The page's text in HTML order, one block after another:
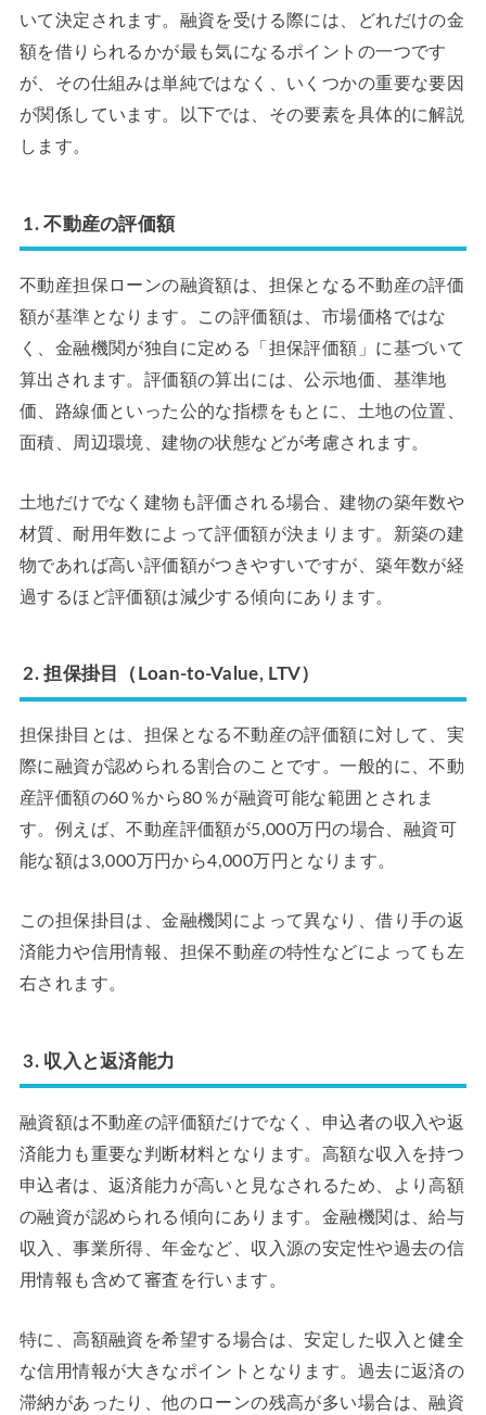
いて決定されます。融資を受ける際には、どれだけの金
額を借りられるかが最も気になるポイントの一つです
が、その仕組みは単純ではなく、いくつかの重要な要因
が関係しています。以下では、その要素を具体的に解説
します。
1. 不動産の評価額
不動産担保ローンの融資額は、担保となる不動産の評価
額が基準となります。この評価額は、市場価格ではな
く、金融機関が独自に定める「担保評価額」に基づいて
算出されます。評価額の算出には、公示地価、基準地
価、路線価といった公的な指標をもとに、土地の位置、
面積、周辺環境、建物の状態などが考慮されます。
土地だけでなく建物も評価される場合、建物の築年数や
材質、耐用年数によって評価額が決まります。新築の建
物であれば高い評価額がつきやすいですが、築年数が経
過するほど評価額は減少する傾向にあります。
2. 担保掛目（Loan-to-Value, LTV）
担保掛目とは、担保となる不動産の評価額に対して、実
際に融資が認められる割合のことです。一般的に、不動
産評価額の60％から80％が融資可能な範囲とされま
す。例えば、不動産評価額が5,000万円の場合、融資可
能な額は3,000万円から4,000万円となります。
この担保掛目は、金融機関によって異なり、借り手の返
済能力や信用情報、担保不動産の特性などによっても左
右されます。
3. 収入と返済能力
融資額は不動産の評価額だけでなく、申込者の収入や返
済能力も重要な判断材料となります。高額な収入を持つ
申込者は、返済能力が高いと見なされるため、より高額
の融資が認められる傾向にあります。金融機関は、給与
収入、事業所得、年金など、収入源の安定性や過去の信
用情報も含めて審査を行います。
特に、高額融資を希望する場合は、安定した収入と健全
な信用情報が大きなポイントとなります。過去に返済の
滞納があったり、他のローンの残高が多い場合は、融資